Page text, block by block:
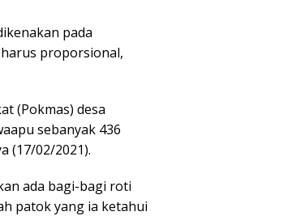
pada
proporsional,
(Pokmas) desa
sebanyak 436
(17/02/2021).
ada bagi-bagi roti
patok yang ia ketahui